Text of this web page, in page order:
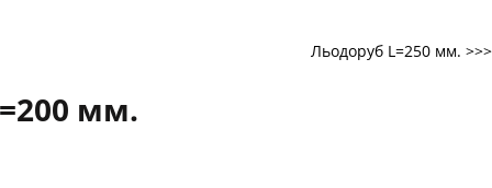
Льодоруб L=250 мм. >>>
мм.